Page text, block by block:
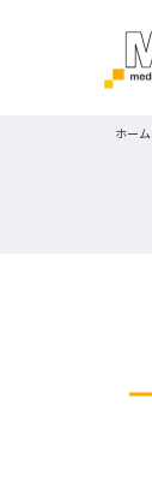
ホーム